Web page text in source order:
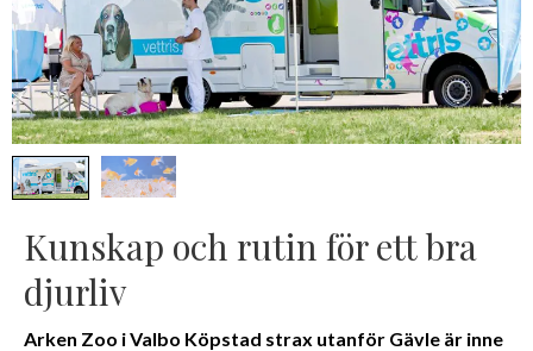
Kunskap och rutin för ett bra
djurliv
Arken Zoo i Valbo Köpstad strax utanför Gävle är inne